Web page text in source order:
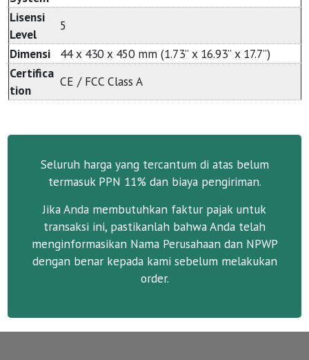
Lisensi
Level
5
Dimensi
44 x 430 x 450 mm (1.73” x 16.93” x 17.7”)
Certifica
tion
CE / FCC Class A
Seluruh harga yang tercantum di atas belum
termasuk PPN 11% dan biaya pengiriman.
Jika Anda membutuhkan faktur pajak untuk
transaksi ini, pastikanlah bahwa Anda telah
menginformasikan Nama Perusahaan dan NPWP
dengan benar kepada kami sebelum melakukan
order.